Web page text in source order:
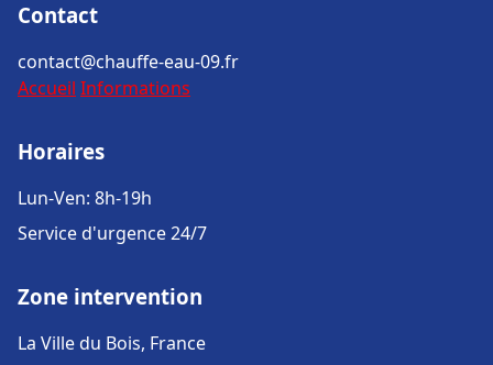
Contact
contact@chauffe-eau-09.fr
Accueil Informations
Horaires
Lun-Ven: 8h-19h
Service d'urgence 24/7
Zone intervention
La Ville du Bois, France